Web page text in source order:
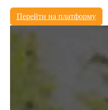
Перейти на платформу